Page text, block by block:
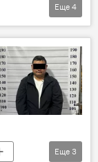
Еще 4
Еще 3